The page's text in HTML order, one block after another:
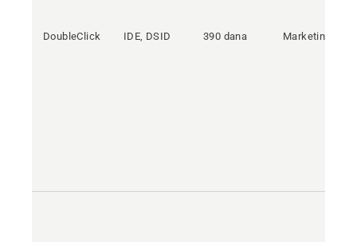
DoubleClick IDE, DSID 390 dana Marketing